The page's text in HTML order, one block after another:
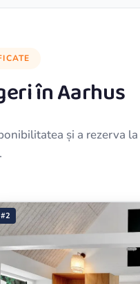
înAarhus
și a rezerva
#2